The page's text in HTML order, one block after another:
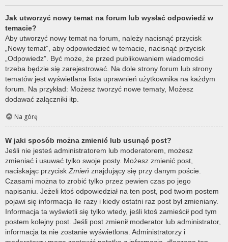
Jak utworzyć nowy temat na forum lub wysłać odpowiedź w
temacie?
Aby utworzyć nowy temat na forum, należy nacisnąć przycisk
„Nowy temat”, aby odpowiedzieć w temacie, nacisnąć przycisk
„Odpowiedz”. Być może, że przed publikowaniem wiadomości
trzeba będzie się zarejestrować. Na dole strony forum lub strony
tematów jest wyświetlana lista uprawnień użytkownika na każdym
forum. Na przykład: Możesz tworzyć nowe tematy, Możesz
dodawać załączniki itp.
Na górę
W jaki sposób można zmienić lub usunąć post?
Jeśli nie jesteś administratorem lub moderatorem, możesz
zmieniać i usuwać tylko swoje posty. Możesz zmienić post,
naciskając przycisk Zmień znajdujący się przy danym poście.
Czasami można to zrobić tylko przez pewien czas po jego
napisaniu. Jeżeli ktoś odpowiedział na ten post, pod twoim postem
pojawi się informacja ile razy i kiedy ostatni raz post był zmieniany.
Informacja ta wyświetli się tylko wtedy, jeśli ktoś zamieścił pod tym
postem kolejny post. Jeśli post zmienił moderator lub administrator,
informacja ta nie zostanie wyświetlona. Administratorzy i